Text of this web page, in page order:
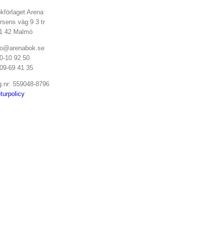
Arena
väg 9 3 tr
42 Malmö
10 92 50
69 41 35
559048-8796